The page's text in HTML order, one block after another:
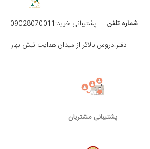
شماره تلفن
پشتیبانی خرید:09028070011
دفتر:دروس بالاتر از میدان هدایت نبش بهار
پشتیبانی مشتریان